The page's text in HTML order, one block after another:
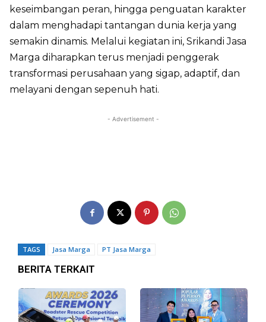
keseimbangan peran, hingga penguatan karakter
dalam menghadapi tantangan dunia kerja yang
semakin dinamis. Melalui kegiatan ini, Srikandi Jasa
Marga diharapkan terus menjadi penggerak
transformasi perusahaan yang sigap, adaptif, dan
melayani dengan sepenuh hati.
- Advertisement -
TAGS Jasa Marga PT Jasa Marga
BERITA TERKAIT